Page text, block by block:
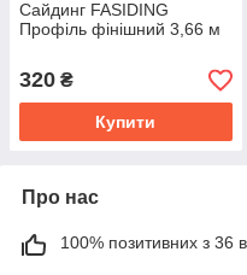
Сайдинг FASIDING
Профіль фінішний 3,66 м
320 ₴
Купити
Про нас
100% позитивних з 36